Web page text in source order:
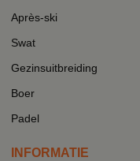
Après-ski
Swat
Gezinsuitbreiding
Boer
Padel
INFORMATIE